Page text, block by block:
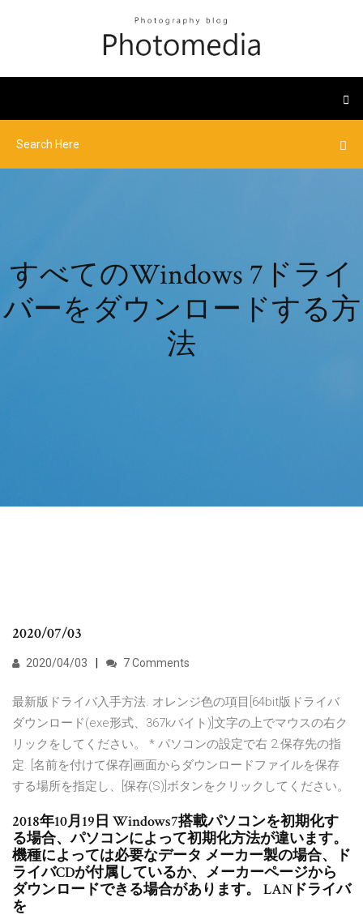
すべてのWindows 7ドライ
バーをダウンロードする方
法
2020/07/03
2020/04/03 7 Comments
最新版ドライバ入手方法. オレンジ色の項目[64bit版ドライバ
ダウンロード(exe形式、367kバイト)]文字の上でマウスの右ク
リックをしてください。 * パソコンの設定で右 2.保存先の指
定. [名前を付けて保存]画面からダウンロードファイルを保存
する場所を指定し、[保存(S)]ボタンをクリックしてください。
2018年10月19日 Windows7搭載パソコンを初期化す
る場合、パソコンによって初期化方法が違います。
機種によっては必要なデータ メーカー製の場合、ド
ライバCDが付属しているか、メーカーページから
ダウンロードできる場合があります。 LANドライバ
を